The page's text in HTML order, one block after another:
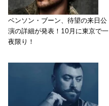
ベンソン・ブーン、待望の来日公
演の詳細が発表！10月に東京で一
夜限り！